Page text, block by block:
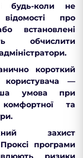
коли не
про
встановлені
обчислити
короткий
користувача —
умова при
та
захист
програми